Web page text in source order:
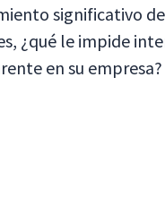
significativo
¿qué le impide
en su empresa?